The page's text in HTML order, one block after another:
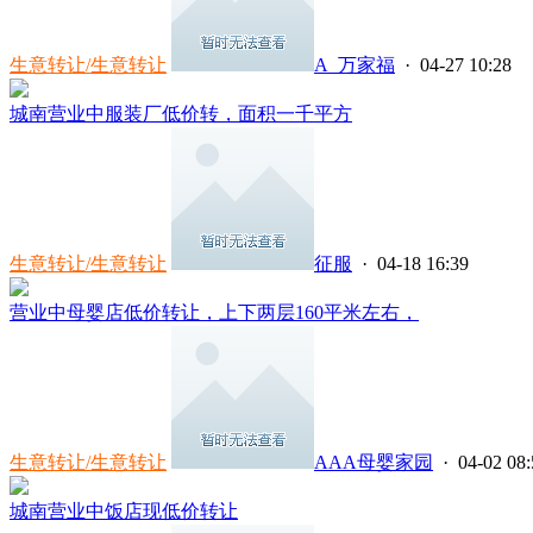
生意转让/生意转让 A_万家福 · 04-27 10:28
城南营业中服装厂低价转，面积一千平方
生意转让/生意转让 征服 · 04-18 16:39
营业中母婴店低价转让，上下两层160平米左右，
生意转让/生意转让 AAA母婴家园 · 04-02
城南营业中饭店现低价转让